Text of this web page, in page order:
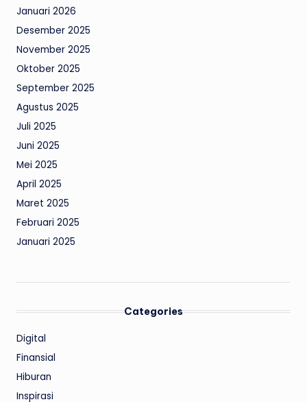
Januari 2026
Desember 2025
November 2025
Oktober 2025
September 2025
Agustus 2025
Juli 2025
Juni 2025
Mei 2025
April 2025
Maret 2025
Februari 2025
Januari 2025
Categories
Digital
Finansial
Hiburan
Inspirasi